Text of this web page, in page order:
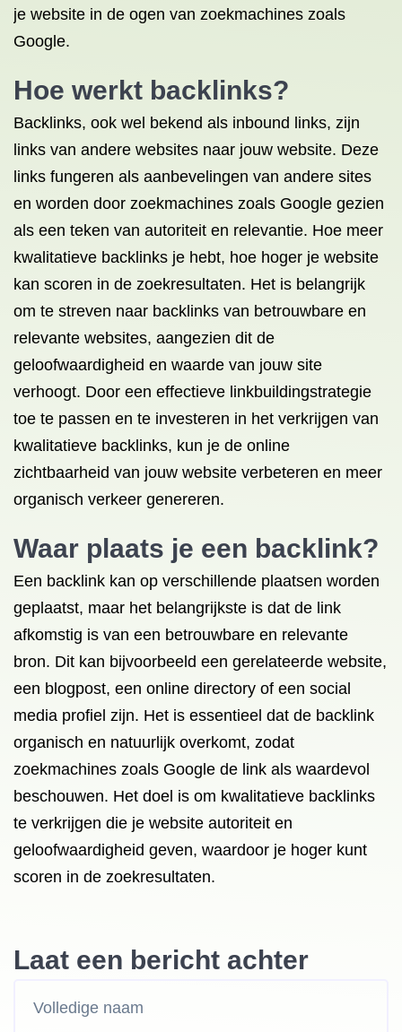
je website in de ogen van zoekmachines zoals
Google.
Hoe werkt backlinks?
Backlinks, ook wel bekend als inbound links, zijn
links van andere websites naar jouw website. Deze
links fungeren als aanbevelingen van andere sites
en worden door zoekmachines zoals Google gezien
als een teken van autoriteit en relevantie. Hoe meer
kwalitatieve backlinks je hebt, hoe hoger je website
kan scoren in de zoekresultaten. Het is belangrijk
om te streven naar backlinks van betrouwbare en
relevante websites, aangezien dit de
geloofwaardigheid en waarde van jouw site
verhoogt. Door een effectieve linkbuildingstrategie
toe te passen en te investeren in het verkrijgen van
kwalitatieve backlinks, kun je de online
zichtbaarheid van jouw website verbeteren en meer
organisch verkeer genereren.
Waar plaats je een backlink?
Een backlink kan op verschillende plaatsen worden
geplaatst, maar het belangrijkste is dat de link
afkomstig is van een betrouwbare en relevante
bron. Dit kan bijvoorbeeld een gerelateerde website,
een blogpost, een online directory of een social
media profiel zijn. Het is essentieel dat de backlink
organisch en natuurlijk overkomt, zodat
zoekmachines zoals Google de link als waardevol
beschouwen. Het doel is om kwalitatieve backlinks
te verkrijgen die je website autoriteit en
geloofwaardigheid geven, waardoor je hoger kunt
scoren in de zoekresultaten.
Laat een bericht achter